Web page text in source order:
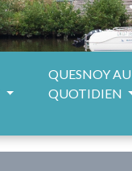
QUESNOY AU
QUOTIDIEN